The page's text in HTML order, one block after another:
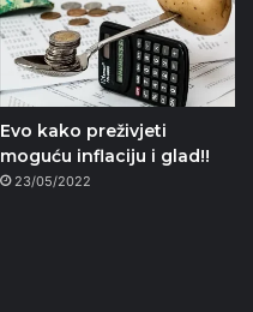
Evo kako preživjeti
moguću inflaciju i glad!!
23/05/2022